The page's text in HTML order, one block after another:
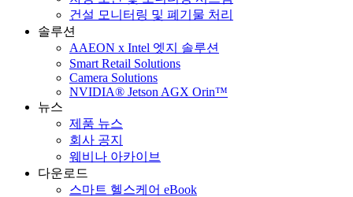
건설 모니터링 및 폐기물 처리
솔루션
AAEON x Intel 엣지 솔루션
Smart Retail Solutions
Camera Solutions
NVIDIA® Jetson AGX Orin™
뉴스
제품 뉴스
회사 공지
웨비나 아카이브
다운로드
스마트 헬스케어 eBook